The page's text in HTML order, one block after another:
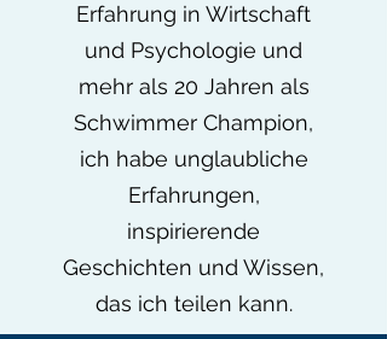
Erfahrung in Wirtschaft
und Psychologie und
mehr als 20 Jahren als
Schwimmer Champion,
ich habe unglaubliche
Erfahrungen,
inspirierende
Geschichten und Wissen,
das ich teilen kann.